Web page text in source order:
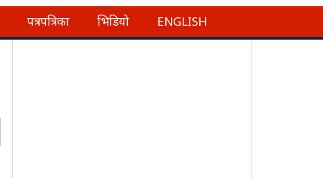
पत्रपत्रिका भिडियो ENGLISH